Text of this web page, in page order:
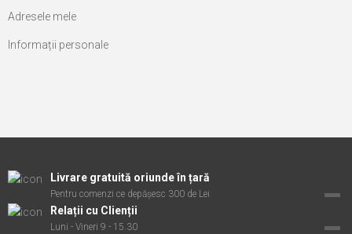
Adresele mele
Informații personale
Livrare gratuită oriunde în țară
Pentru comenzi ce depășesc 300 de Lei
Relații cu Clienții
Luni - Vineri 9 - 15.30